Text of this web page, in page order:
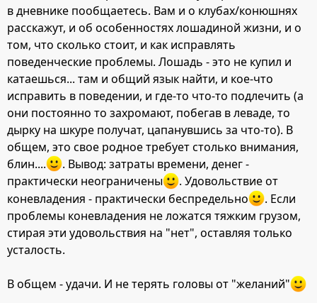
в дневнике пообщаетесь. Вам и о клубах/конюшнях
расскажут, и об особенностях лошадиной жизни, и о
том, что сколько стоит, и как исправлять
поведенческие проблемы. Лошадь - это не купил и
катаешься... там и общий язык найти, и кое-что
исправить в поведении, и где-то что-то подлечить (а
они постоянно то захромают, побегав в леваде, то
дырку на шкуре получат, цапанувшись за что-то). В
общем, это свое родное требует столько внимания,
блин....
. Вывод: затраты времени, денег -
практически неограничены
. Удовольствие от
коневладения - практически беспредельно
. Если
проблемы коневладения не ложатся тяжким грузом,
стирая эти удовольствия на "нет", оставляя только
усталость.
В общем - удачи. И не терять головы от "желаний"